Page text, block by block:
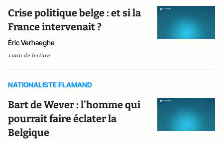
Crise politique belge : et si la
France intervenait ?
Éric Verhaeghe
1 min de lecture
NATIONALISTE FLAMAND
Bart de Wever : l'homme qui
pourrait faire éclater la
Belgique